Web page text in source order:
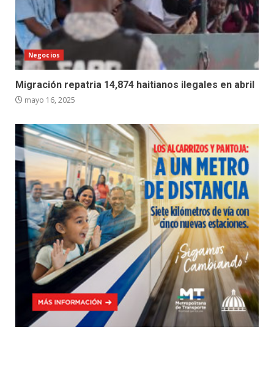
Negocios
Migración repatria 14,874 haitianos ilegales en abril
mayo 16, 2025